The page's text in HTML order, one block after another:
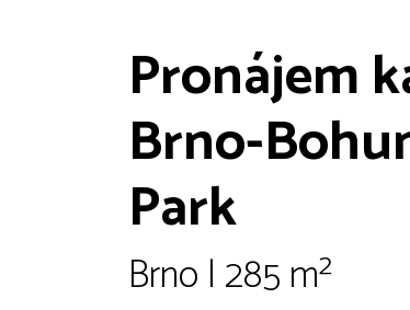
Pronájem
Brno-
Park
Brno | 285 m²